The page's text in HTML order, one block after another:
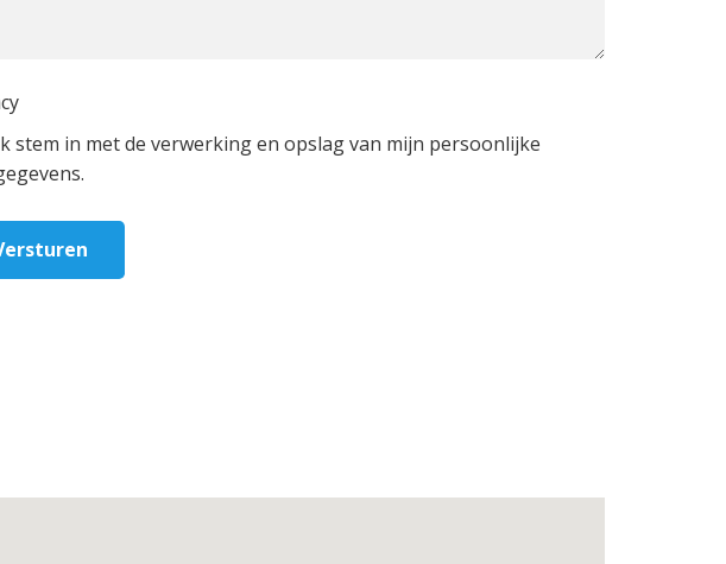
stem in met de verwerking en opslag van mijn persoonlijke